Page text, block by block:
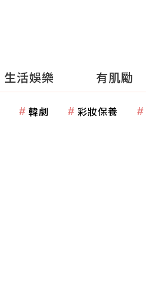
生活娛樂 有肌勵
韓劇 彩妝保養